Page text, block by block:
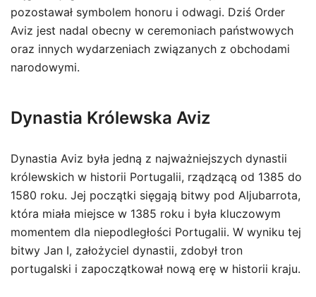
pozostawał symbolem honoru i odwagi. Dziś Order
Aviz jest nadal obecny w ceremoniach państwowych
oraz innych wydarzeniach związanych z obchodami
narodowymi.
Dynastia Królewska Aviz
Dynastia Aviz była jedną z najważniejszych dynastii
królewskich w historii Portugalii, rządzącą od 1385 do
1580 roku. Jej początki sięgają bitwy pod Aljubarrota,
która miała miejsce w 1385 roku i była kluczowym
momentem dla niepodległości Portugalii. W wyniku tej
bitwy Jan I, założyciel dynastii, zdobył tron
portugalski i zapoczątkował nową erę w historii kraju.